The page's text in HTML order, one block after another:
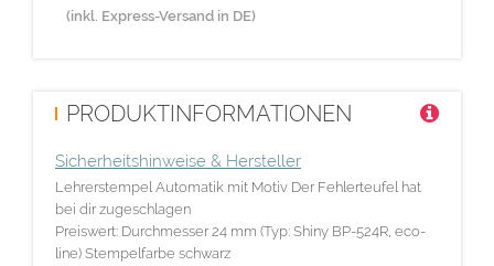
(inkl. Express-Versand in DE)
PRODUKTINFORMATIONEN
Sicherheitshinweise & Hersteller
Lehrerstempel Automatik mit Motiv Der Fehlerteufel hat
bei dir zugeschlagen
Preiswert: Durchmesser 24 mm (Typ: Shiny BP-524R, eco-
line) Stempelfarbe schwarz